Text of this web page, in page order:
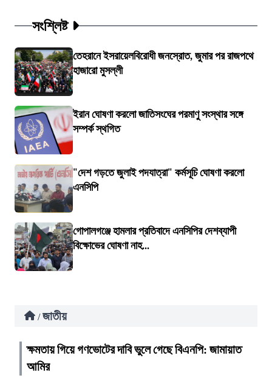
সংশ্লিষ্ট
তেহরানে ইসরায়েলবিরোধী জনস্রোত, জুমার পর রাজপথে
হাজারো মুসল্লী
ইরান ঘোষণা করলো জাতিসংঘের পরমাণু সংস্থার সঙ্গে
সম্পর্ক স্থগিত
"দেশ গড়তে জুলাই পদযাত্রা" কর্মসূচি ঘোষণা করলো
এনসিপি
গোপালগঞ্জে হামলার প্রতিবাদে এনসিপির দেশব্যাপী
বিক্ষোভের ঘোষণা নাহ...
/ জাতীয়
ক্ষমতায় গিয়ে গণভোটের দাবি ভুলে গেছে বিএনপি: জামায়াত
আমির